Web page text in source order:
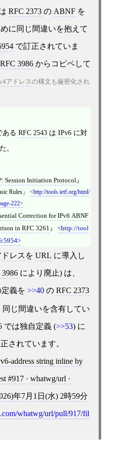
RFC 2373の ABNFを
に同じ間違いを抱えて
で訂正されていま
RFC 3986からコピペして
アドレスの構文も厳密化され
ある RFC 2543は IPv6に対
。
Session Initiation Protocol
Rules
http://tools.ietf.org/html/
222
Correction for IPv6 ABNF
in RFC 3261
http://tool
レス を URL に導入し
により廃止) は、
義を >>40の RFC 2373
同じ間違いを含有してい
では独自定義 (>>53) に
されています。
address string inline by
#917 · whatwg/url ·
年7月1日(水) 2時59分
whatwg/url/pull/917/fil